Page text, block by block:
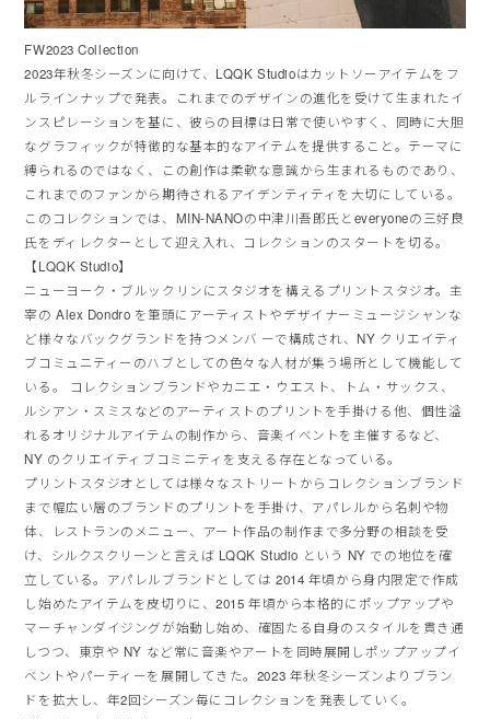
FW2023 Collection
2023年秋冬シーズンに向けて、LQQK Studioはカットソーアイテムをフ
ルラインナップで発表。これまでのデザインの進化を受けて生まれたイ
ンスピレーションを基に、彼らの目標は日常で使いやすく、同時に大胆
なグラフィックが特徴的な基本的なアイテムを提供すること。テーマに
縛られるのではなく、この創作は柔軟な意識から生まれるものであり、
これまでのファンから期待されるアイデンティティを大切にしている。
このコレクションでは、MIN-NANOの中津川吾郎氏とeveryoneの三好良
氏をディレクターとして迎え入れ、コレクションのスタートを切る。
【LQQK Studio】
ニューヨーク・ブルックリンにスタジオを構えるプリントスタジオ。主
宰の Alex Dondro を筆頭にアーティストやデザイナーミュージシャンな
ど様々なバックグランドを持つメンバ ーで構成され、NY クリエイティ
ブコミュニティーのハブとしての色々な人材が集う場所として機能して
いる。 コレクションブランドやカニエ・ウエスト、トム・サックス、
ルシアン・スミスなどのアーティストのプリントを手掛ける他、個性溢
れるオリジナルアイテムの制作から、音楽イベントを主催するなど、
NY のクリエイティブコミニティを支える存在となっている。
プリントスタジオとしては様々なストリートからコレクションブランド
まで幅広い層のブランドのプリントを手掛け、アパレルから名刺や物
体、レストランのメニュー、アート作品の制作まで多分野の相談を受
け、シルクスクリーンと言えば LQQK Studio という NY での地位を確
立している。アパレルブランドとしては 2014 年頃から身内限定で作成
し始めたアイテムを皮切りに、2015 年頃から本格的にポップアップや
マーチャンダイジングが始動し始め、確固たる自身のスタイルを貫き通
しつつ、東京や NY など常に音楽やアートを同時展開しポップアップイ
ベントやパーティーを展開してきた。2023 年秋冬シーズンよりブラン
ドを拡大し、年2回シーズン毎にコレクションを発表していく。